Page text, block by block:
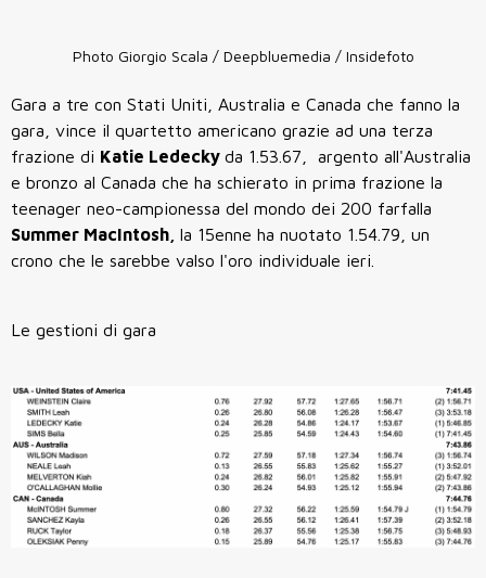
Photo Giorgio Scala / Deepbluemedia / Insidefoto
Gara a tre con Stati Uniti, Australia e Canada che fanno la
gara, vince il quartetto americano grazie ad una terza
frazione di Katie Ledecky da 1.53.67, argento all'Australia
e bronzo al Canada che ha schierato in prima frazione la
teenager neo-campionessa del mondo dei 200 farfalla
Summer MacIntosh, la 15enne ha nuotato 1.54.79, un
crono che le sarebbe valso l'oro individuale ieri.
Le gestioni di gara